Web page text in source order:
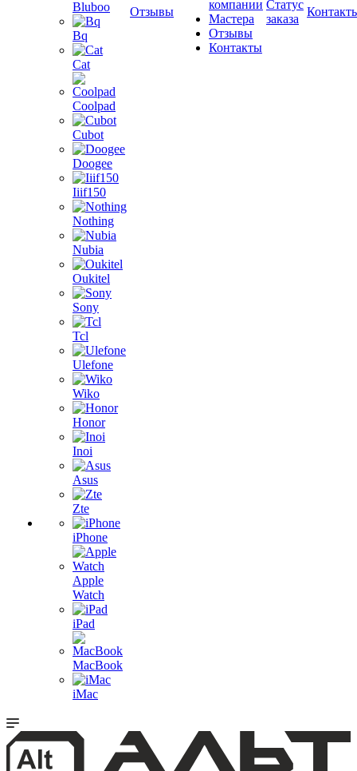
Bluboo
Bq
Cat
Coolpad
Cubot
Doogee
Iiif150
Nothing
Nubia
Oukitel
Sony
Tcl
Ulefone
Wiko
Honor
Inoi
Asus
Zte
iPhone
Apple
Watch
iPad
MacBook
iMac
Отзывы
компании
Мастера
Отзывы
Контакты
Статус
заказа